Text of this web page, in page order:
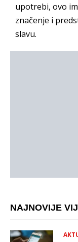
upotrebi, ovo
značenje i
slavu.
NAJNOVIJE